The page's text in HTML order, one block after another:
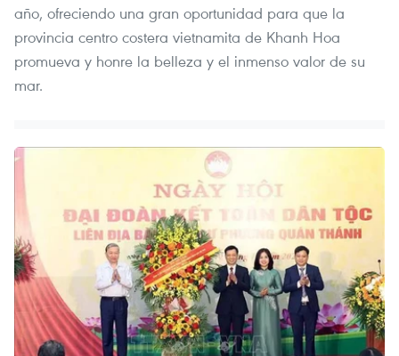
año, ofreciendo una gran oportunidad para que la
provincia centro costera vietnamita de Khanh Hoa
promueva y honre la belleza y el inmenso valor de su
mar.